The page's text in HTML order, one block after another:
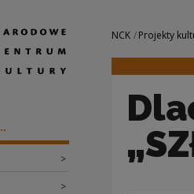
Poland
>
>
Navigation
NCK Projekty